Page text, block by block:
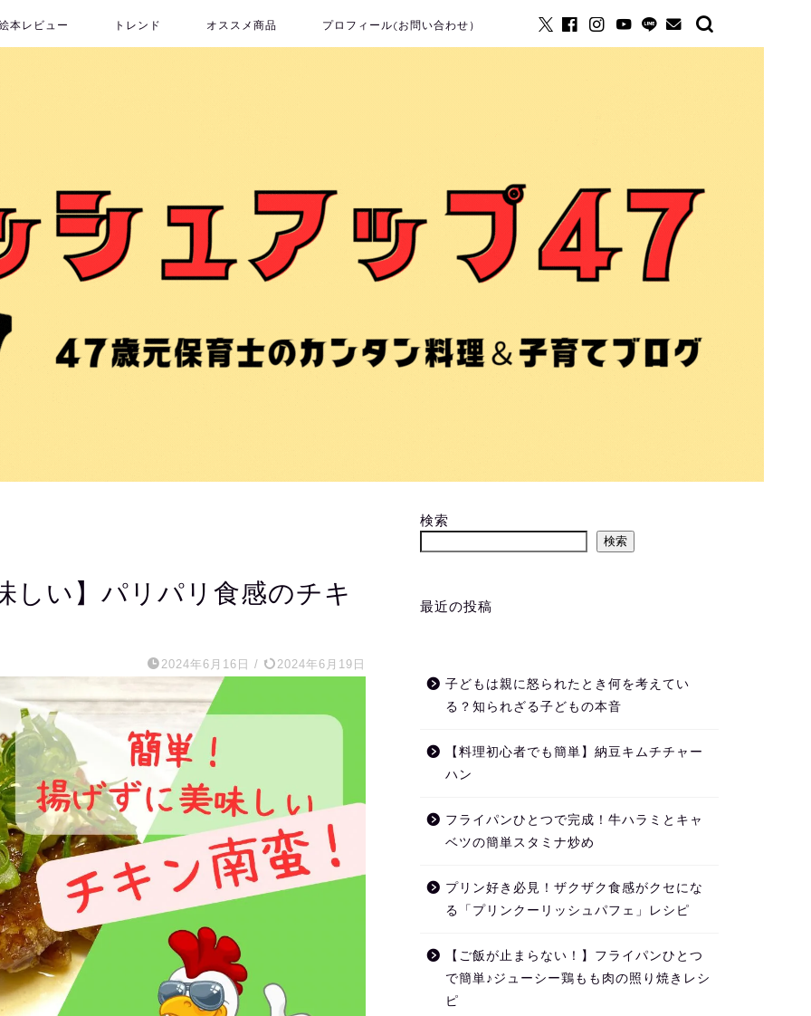
本レビュー トレンド オススメ商品 プロフィール(お問い合わせ）
しい】パリパリ食感のチキ
2024年6月16日 / 2024年6月19日
検索
検索
最近の投稿
子どもは親に怒られたとき何を考えてい
る？知られざる子どもの本音
【料理初心者でも簡単】納豆キムチチャー
ハン
フライパンひとつで完成！牛ハラミとキャ
ベツの簡単スタミナ炒め
プリン好き必見！ザクザク食感がクセにな
る「プリンクーリッシュパフェ」レシピ
【ご飯が止まらない！】フライパンひとつ
で簡単♪ジューシー鶏もも肉の照り焼きレシ
ピ